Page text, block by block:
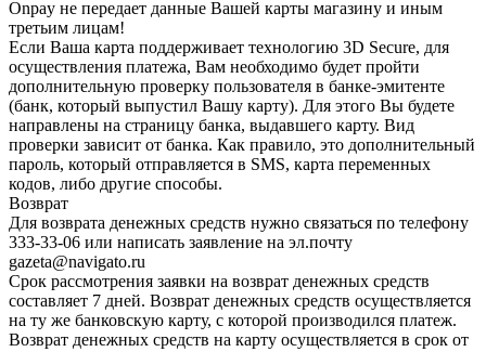
Onpay не передает данные Вашей карты магазину и иным
третьим лицам!
Если Ваша карта поддерживает технологию 3D Secure, для
осуществления платежа, Вам необходимо будет пройти
дополнительную проверку пользователя в банке-эмитенте
(банк, который выпустил Вашу карту). Для этого Вы будете
направлены на страницу банка, выдавшего карту. Вид
проверки зависит от банка. Как правило, это дополнительный
пароль, который отправляется в SMS, карта переменных
кодов, либо другие способы.
Возврат
Для возврата денежных средств нужно связаться по телефону
333-33-06 или написать заявление на эл.почту
gazeta@navigato.ru
Срок рассмотрения заявки на возврат денежных средств
составляет 7 дней. Возврат денежных средств осуществляется
на ту же банковскую карту, с которой производился платеж.
Возврат денежных средств на карту осуществляется в срок от